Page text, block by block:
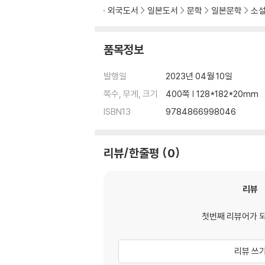
외국도서 일본도서 문학 일본문학 소설
품목정보
발행일
2023년 04월 10일
쪽수, 무게, 크기
400쪽 | 128*182*20mm
ISBN13
9784866998046
리뷰/한줄평 0
리뷰
첫번째 리뷰어가
리뷰 쓰기